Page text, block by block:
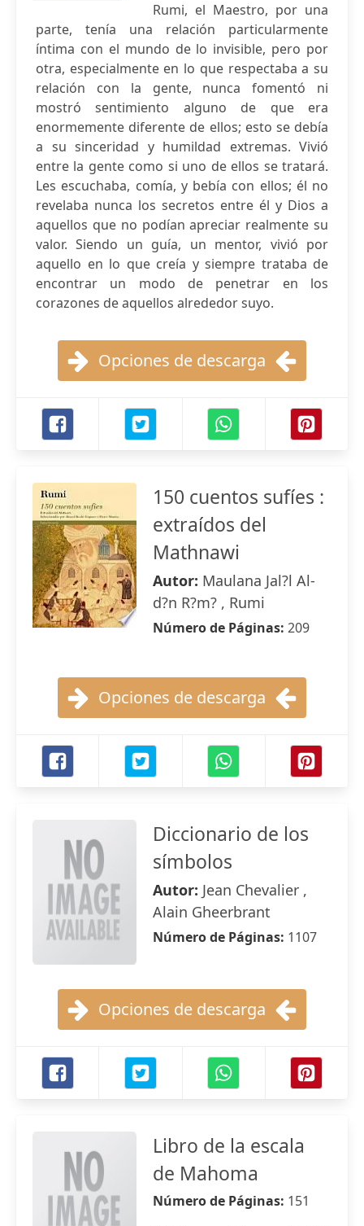
Rumi, el Maestro, por una
parte, tenía una relación particularmente
íntima con el mundo de lo invisible, pero por
otra, especialmente en lo que respectaba a su
relación con la gente, nunca fomentó ni
mostró sentimiento alguno de que era
enormemente diferente de ellos; esto se debía
a su sinceridad y humildad extremas. Vivió
entre la gente como si uno de ellos se tratará.
Les escuchaba, comía, y bebía con ellos; él no
revelaba nunca los secretos entre él y Dios a
aquellos que no podían apreciar realmente su
valor. Siendo un guía, un mentor, vivió por
aquello en lo que creía y siempre trataba de
encontrar un modo de penetrar en los
corazones de aquellos alrededor suyo.
Opciones de descarga
150 cuentos sufíes :
extraídos del
Mathnawi
Autor: Maulana Jal?l Al-
d?n R?m? , Rumi
Número de Páginas: 209
Opciones de descarga
Diccionario de los
símbolos
Autor: Jean Chevalier ,
Alain Gheerbrant
Número de Páginas: 1107
Opciones de descarga
Libro de la escala
de Mahoma
Número de Páginas: 151